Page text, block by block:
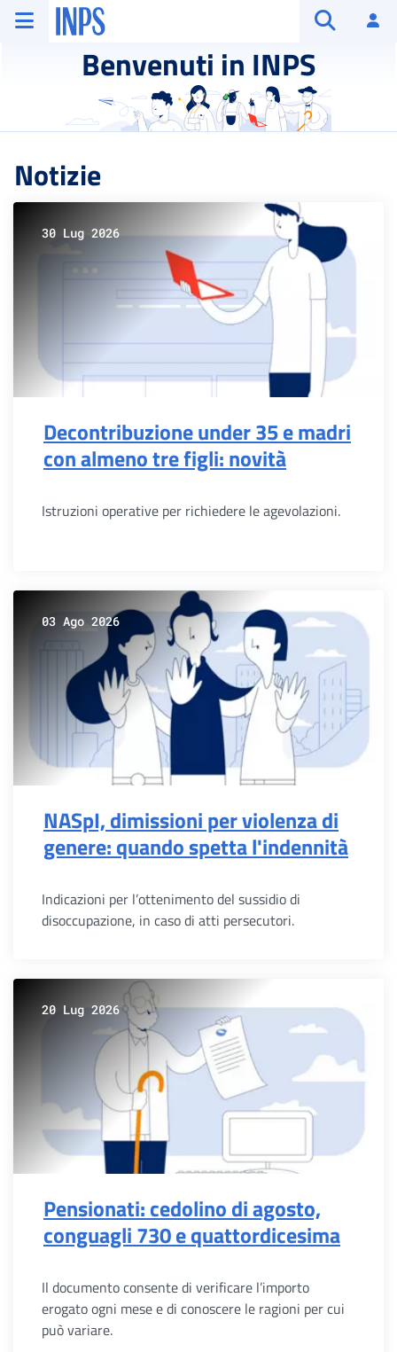
Vai al menu principale
Vai al contenuto principale
Vai al pie' di pagina
INPS ()
Benvenuti in INPS
Notizie
30 Lug 2026
Decontribuzione under 35 e madri
con almeno tre figli: novità
Istruzioni operative per richiedere le agevolazioni.
03 Ago 2026
NASpI, dimissioni per violenza di
genere: quando spetta l'indennità
Indicazioni per l’ottenimento del sussidio di
disoccupazione, in caso di atti persecutori.
20 Lug 2026
Pensionati: cedolino di agosto,
conguagli 730 e quattordicesima
Il documento consente di verificare l’importo
erogato ogni mese e di conoscere le ragioni per cui
può variare.